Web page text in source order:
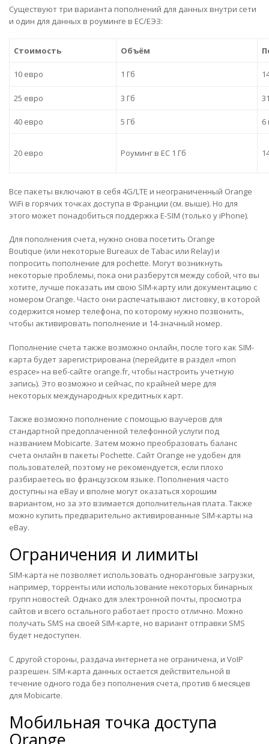
Существуют три варианта пополнений для данных внутри сети
и один для данных в роуминге в ЕС/ЕЭЗ:
Стоимость Объём
10 евро 1 Гб
25 евро 3 Гб
40 евро 5 Гб 6
20 евро Роуминг в ЕС 1 Гб
Все пакеты включают в себя 4G/LTE и неограниченный Orange
WiFi в горячих точках доступа в Франции (см. выше). Но для
этого может понадобиться поддержка E-SIM (только у iPhone).
Для пополнения счета, нужно снова посетить Orange
Boutique (или некоторые Bureaux de Tabac или Relay) и
попросить пополнение для pochette. Могут возникнуть
некоторые проблемы, пока они разберутся между собой, что вы
хотите, лучше показать им свою SIM-карту или документацию с
номером Orange. Часто они распечатывают листовку, в которой
содержится номер телефона, по которому нужно позвонить,
чтобы активировать пополнение и 14-значный номер.
Пополнение счета также возможно онлайн, после того как SIM-
карта будет зарегистрирована (перейдите в раздел «mon
espace» на веб-сайте orange.fr, чтобы настроить учетную
запись). Это возможно и сейчас, по крайней мере для
некоторых международных кредитных карт.
Также возможно пополнение с помощью ваучеров для
стандартной предоплаченной телефонной услуги под
названием Mobicarte. Затем можно преобразовать баланс
счета онлайн в пакеты Pochette. Сайт Orange не удобен для
пользователей, поэтому не рекомендуется, если плохо
разбираетесь во французском языке. Пополнения часто
доступны на eBay и вполне могут оказаться хорошим
вариантом, но за это взимается дополнительная плата. Также
можно купить предварительно активированные SIM-карты на
eBay.
Ограничения и лимиты
SIM-карта не позволяет использовать одноранговые загрузки,
например, торренты или использование некоторых бинарных
групп новостей. Однако для электронной почты, просмотра
сайтов и всего остального работает просто отлично. Можно
получать SMS на своей SIM-карте, но вариант отправки SMS
будет недоступен.
С другой стороны, раздача интернета не ограничена, и VoIP
разрешен. SIM-карта данных остается действительной в
течение одного года без пополнения счета, против 6 месяцев
для Mobicarte.
Мобильная точка доступа
Orange